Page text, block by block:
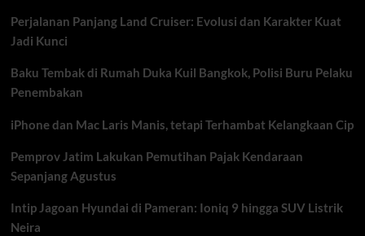
Perjalanan Panjang Land Cruiser: Evolusi dan Karakter Kuat
Jadi Kunci
Baku Tembak di Rumah Duka Kuil Bangkok, Polisi Buru Pelaku
Penembakan
iPhone dan Mac Laris Manis, tetapi Terhambat Kelangkaan Cip
Pemprov Jatim Lakukan Pemutihan Pajak Kendaraan
Sepanjang Agustus
Intip Jagoan Hyundai di Pameran: Ioniq 9 hingga SUV Listrik
Neira